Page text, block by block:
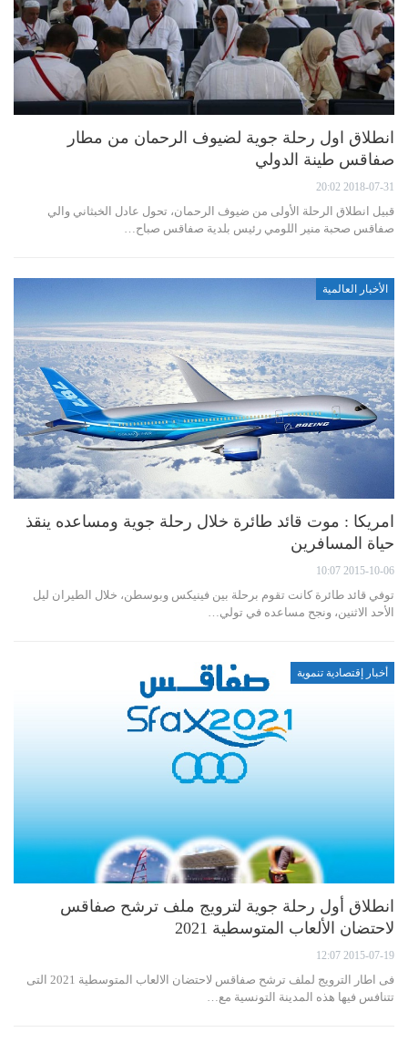
انطلاق اول رحلة جوية لضيوف الرحمان من مطار
صفاقس طينة الدولي
2018-07-31 20:02
قبيل انطلاق الرحلة الأولى من ضيوف الرحمان، تحول عادل الخبثاني والي
صفاقس صحبة منير اللومي رئيس بلدية صفاقس صباح…
الأخبار العالمية
امريكا : موت قائد طائرة خلال رحلة جوية ومساعده ينقذ
حياة المسافرين
2015-10-06 10:07
توفي قائد طائرة كانت تقوم برحلة بين فينيكس وبوسطن، خلال الطيران ليل
الأحد الاثنين، ونجح مساعده في تولي…
أخبار إقتصادية تنموية
انطلاق أول رحلة جوية لترويج ملف ترشح صفاقس
لاحتضان الألعاب المتوسطية 2021
2015-07-19 12:07
فى اطار الترويج لملف ترشح صفاقس لاحتضان الالعاب المتوسطية 2021 التى
تتنافس فيها هذه المدينة التونسية مع…